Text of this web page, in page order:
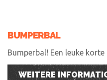
BUMPERBAL
Bumperbal! Een leuke
WEITERE